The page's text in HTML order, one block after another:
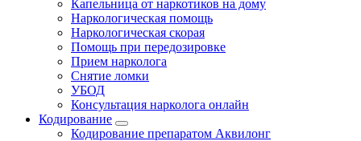
Капельница от наркотиков на дому
Наркологическая помощь
Наркологическая скорая
Помощь при передозировке
Прием нарколога
Снятие ломки
УБОД
Консультация нарколога онлайн
Кодирование
Кодирование препаратом Аквилонг